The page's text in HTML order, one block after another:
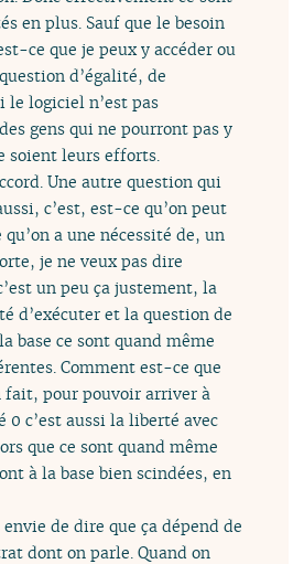
en plus. Sauf que le besoin
ce que je peux y accéder ou
d’égalité, de
le logiciel n’est pas
gens qui ne pourront pas y
soient leurs efforts.
Une autre question qui
c’est, est-ce qu’on peut
a une nécessité de, un
je ne veux pas dire
un peu ça justement, la
d’exécuter et la question de
base ce sont quand même
Comment est-ce que
fait, pour pouvoir arriver à
0 c’est aussi la liberté avec
que ce sont quand même
à la base bien scindées, en
envie de dire que ça dépend de
dont on parle. Quand on